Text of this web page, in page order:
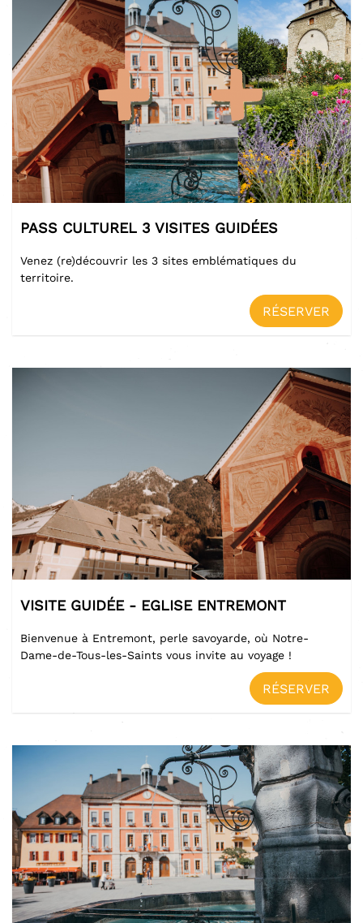
PASS CULTUREL 3 VISITES GUIDÉES
Venez (re)découvrir les 3 sites emblématiques du
territoire.
RÉSERVER
VISITE GUIDÉE - EGLISE ENTREMONT
Bienvenue à Entremont, perle savoyarde, où Notre-
Dame-de-Tous-les-Saints vous invite au voyage !
RÉSERVER